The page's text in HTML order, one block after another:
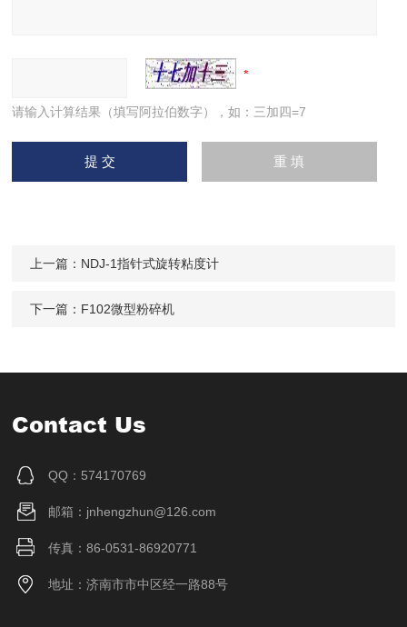
请输入计算结果（填写阿拉伯数字），如：三加四=7
上一篇： NDJ-1指针式旋转粘度计
下一篇： F102微型粉碎机
Contact Us
QQ：574170769
邮箱：jnhengzhun@126.com
传真：86-0531-86920771
地址：济南市市中区经一路88号